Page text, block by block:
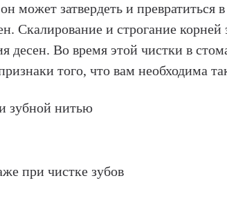
может затвердеть и
Скалирование и строгание корней
Во время этой чистки в
того, что вам необходима
зубной нитью
при чистке зубов